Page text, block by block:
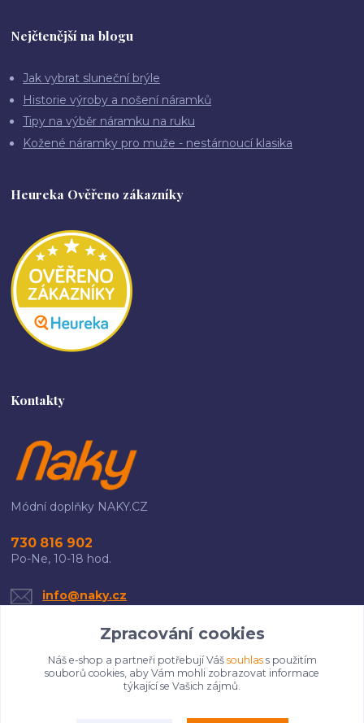
Nejčtenější na blogu
Jak vybrat sluneční brýle
Historie výroby a nošení náramků
Tipy na výběr náramku na ruku
Kožené náramky pro muže - nestárnoucí klasika
Heureka Ověřeno zákazníky
Kontakty
Módní doplňky NAKY.CZ
730 816 902
Po-Ne, 10-18 hod.
info@naky.cz
Zpracování cookies
Náš e-shop a partneři potřebují Váš souhlass použitím
souborů cookies, aby Vám mohli zobrazovat informace
týkající se Vašich zájmů.